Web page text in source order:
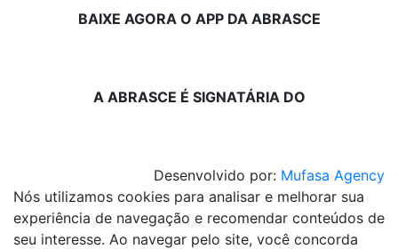
BAIXE AGORA O APP DA ABRASCE
A ABRASCE É SIGNATÁRIA DO
Desenvolvido por: Mufasa Agency
Nós utilizamos cookies para analisar e melhorar sua
experiência de navegação e recomendar conteúdos de
seu interesse. Ao navegar pelo site, você concorda